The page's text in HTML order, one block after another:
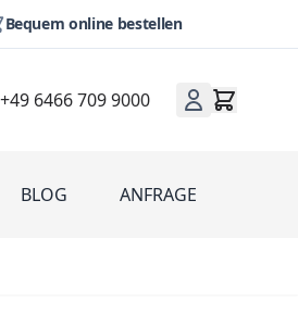
Bequem online bestellen
+49 6466 709 9000
BLOG ANFRAGE